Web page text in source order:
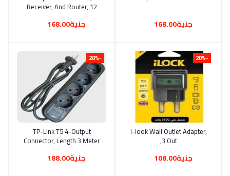
جنية168.00
Receiver, And Router, 12
جنية168.00
-20%
أضف إلى السلة
I-look Wall Outlet Adapter,
3 Out,
جنية108.00
-20%
أضف إلى السلة
TP-Link T5 4-Output
Connector, Length 3 Meter
جنية188.00